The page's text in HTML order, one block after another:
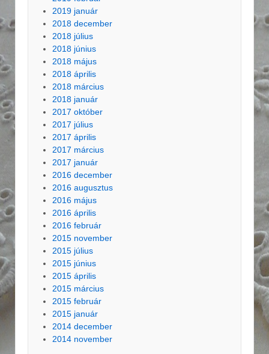
2019 január
2018 december
2018 július
2018 június
2018 május
2018 április
2018 március
2018 január
2017 október
2017 július
2017 április
2017 március
2017 január
2016 december
2016 augusztus
2016 május
2016 április
2016 február
2015 november
2015 július
2015 június
2015 április
2015 március
2015 február
2015 január
2014 december
2014 november